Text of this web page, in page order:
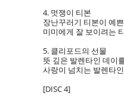
4. 멋쟁이 티본
장난꾸러기 티본이 예
미미에게 잘 보이려는
5. 클리포드의 선물
뜻 깊은 발렌타인 데이
사랑이 넘치는 발렌타
[DISC 4]